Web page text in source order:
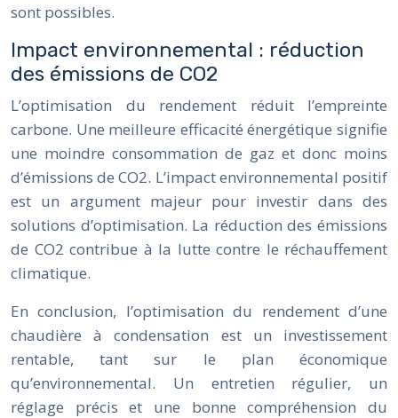
sont possibles.
Impact environnemental : réduction
des émissions de CO2
L’optimisation du rendement réduit l’empreinte
carbone. Une meilleure efficacité énergétique signifie
une moindre consommation de gaz et donc moins
d’émissions de CO2. L’impact environnemental positif
est un argument majeur pour investir dans des
solutions d’optimisation. La réduction des émissions
de CO2 contribue à la lutte contre le réchauffement
climatique.
En conclusion, l’optimisation du rendement d’une
chaudière à condensation est un investissement
rentable, tant sur le plan économique
qu’environnemental. Un entretien régulier, un
réglage précis et une bonne compréhension du